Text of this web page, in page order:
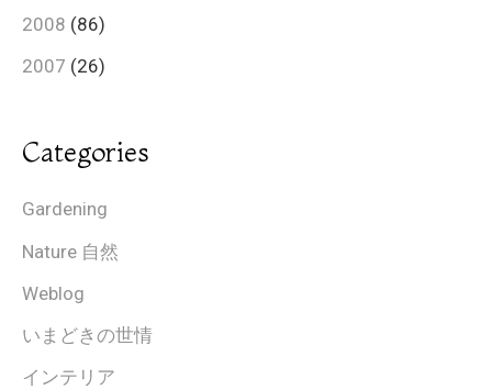
2008 (86)
2007 (26)
Categories
Gardening
Nature 自然
Weblog
いまどきの世情
インテリア